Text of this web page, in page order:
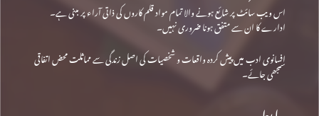
اس ویب سائٹ پر شائع ہونے والا تمام مواد قلم کاروں کی ذاتی آراء پر مبنی ہے۔
ادارے کا ان سے متفق ہونا ضروری نہیں۔
افسانوی ادب میں پیش کردہ واقعات و شخصیات کی اصل زندگی سے مماثلت محض اتفاقی
سمجھی جائے۔